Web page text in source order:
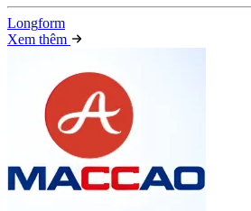
Longform
Xem thêm